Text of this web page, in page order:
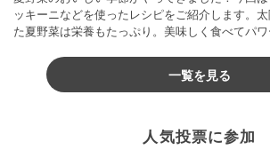
ッキーニなどを使ったレシピをご紹介します。
た夏野菜は栄養もたっぷり。美味しく食べてパ
一覧を見る
人気投票に参加